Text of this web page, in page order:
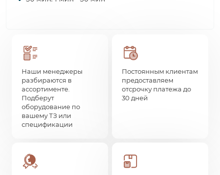
Наши менеджеры
разбираются в
ассортименте.
Подберут
оборудование по
вашему ТЗ или
спецификации
Постоянным клиентам
предоставляем
отсрочку платежа до
30 дней